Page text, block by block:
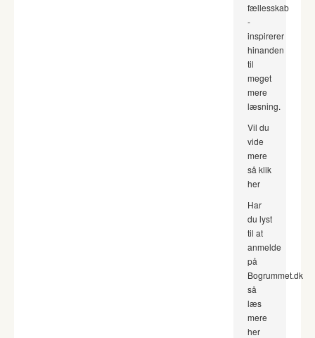
fællesskab
-
inspirerer
hinanden
til
meget
mere
læsning.
Vil du
vide
mere
så klik
her
Har
du lyst
til at
anmelde
på
Bogrummet.dk
så
læs
mere
her